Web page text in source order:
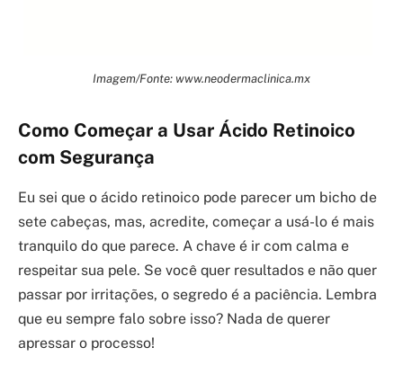
Imagem/Fonte: www.neodermaclinica.mx
Como Começar a Usar Ácido Retinoico
com Segurança
Eu sei que o ácido retinoico pode parecer um bicho de
sete cabeças, mas, acredite, começar a usá-lo é mais
tranquilo do que parece. A chave é ir com calma e
respeitar sua pele. Se você quer resultados e não quer
passar por irritações, o segredo é a paciência. Lembra
que eu sempre falo sobre isso? Nada de querer
apressar o processo!